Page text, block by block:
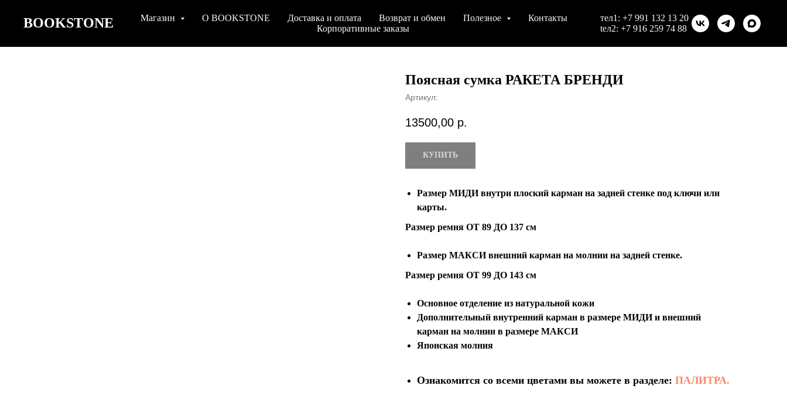
BOOKSTONE Магазин О BOOKSTONE Доставка и оплата Возврат и обмен Полезное
Контакты
Корпоративные заказы
тел1: +7 991 132 13 20
teл2: +7 916 259 74 88
Поясная сумка РАКЕТА БРЕНДИ
Артикул:
13500,00 р.
КУПИТЬ
Размер МИДИ внутри плоский карман на задней стенке под ключи или
карты.
Размер ремня ОТ 89 ДО 137 см
Размер МАКСИ внешний карман на молнии на задней стенке.
Размер ремня ОТ 99 ДО 143 см
Основное отделение из натуральной кожи
Дополнительный внутренний карман в размере МИДИ и внешний
карман на молнии в размере МАКСИ
Японская молния
Ознакомится со всеми цветами вы можете в разделе: ПАЛИТРА.